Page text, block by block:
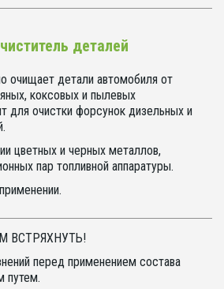
деталей
очищает детали автомобиля от
коксовых и пылевых
для очистки форсунок дизельных и
цветных и черных металлов,
пар топливной аппаратуры.
ВСТРЯХНУТЬ!
перед применением состава
путем.